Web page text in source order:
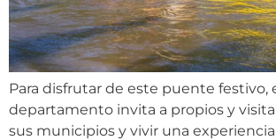
Para disfrutar de este puente festivo,
departamento invita a propios y
sus municipios y vivir una